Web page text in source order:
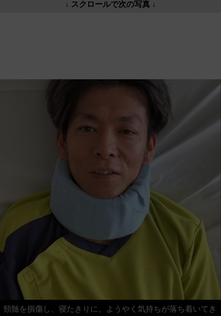
↓ スクロールで次の写真 ↓
頸髄を損傷し、寝たきりに。ようやく気持ちが落ち着いてき